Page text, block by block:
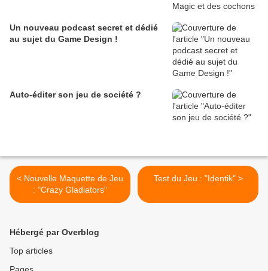
Un nouveau podcast secret et dédié
au sujet du Game Design !
Auto-éditer son jeu de société ?
< Nouvelle Maquette de Jeu
: "Crazy Gladiators"
Test du Jeu : "Identik" >
Hébergé par Overblog
Top articles